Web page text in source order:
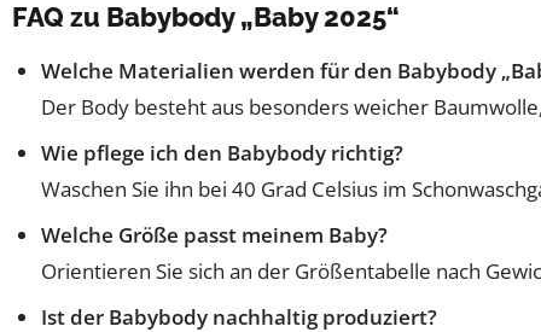
FAQ zu Babybody „Baby 2025“
Welche Materialien werden für den Babybody
Der Body besteht aus besonders weicher
Wie pflege ich den Babybody richtig?
Waschen Sie ihn bei 40 Grad Celsius im
Welche Größe passt meinem Baby?
Orientieren Sie sich an der Größentabelle nach
Ist der Babybody nachhaltig produziert?